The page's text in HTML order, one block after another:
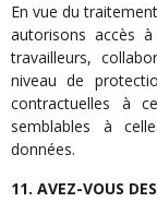
En vue du
autorisons accès
travailleurs,
niveau de
contractuelles à
semblables à
données.
11. AVEZ-VOUS